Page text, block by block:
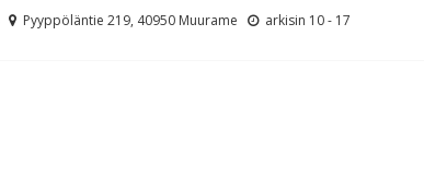
Pyyppöläntie 219, 40950 Muurame arkisin 10 - 17